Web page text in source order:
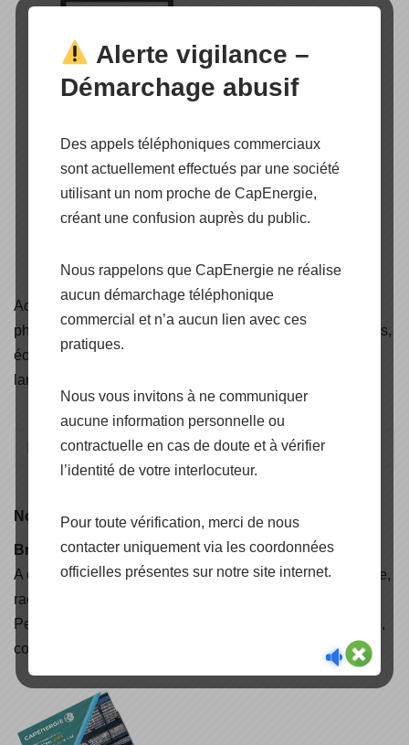
Accédez aux
de nos produits panneaux
photovoltaïques, onduleurs, structures de pose et fixations,
éoliennes, solaire thermique, câbles solaire, éclairage et
lampadaires solaire.
Nouveauté
Brochure CAPENERGIE 2025
A découvrir, nos nouvelles solutions d'électrification rurale,
raccordées réseaux, autoconsommation avec stockage,
Peak Shaving & Back-Up, Air Solaire, lampadaire solaire,
container énergétique, carport et pergola solaire (..)
Alerte vigilance –
Démarchage abusif
Des appels téléphoniques commerciaux
sont actuellement effectués par une société
utilisant un nom proche de CapEnergie,
créant une confusion auprès du public.
Nous rappelons que CapEnergie ne réalise
aucun démarchage téléphonique
commercial et n’a aucun lien avec ces
pratiques.
Nous vous invitons à ne communiquer
aucune information personnelle ou
contractuelle en cas de doute et à vérifier
l’identité de votre interlocuteur.
Pour toute vérification, merci de nous
contacter uniquement via les coordonnées
officielles présentes sur notre site internet.